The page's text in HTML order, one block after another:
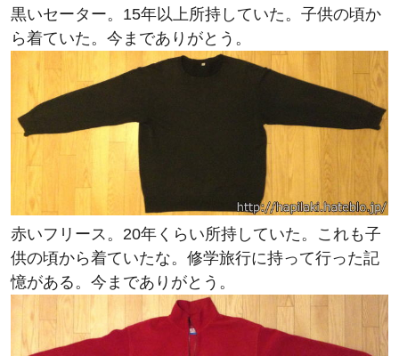
黒いセーター。15年以上所持していた。子供の頃か
ら着ていた。今までありがとう。
赤いフリース。20年くらい所持していた。これも子
供の頃から着ていたな。修学旅行に持って行った記
憶がある。今までありがとう。